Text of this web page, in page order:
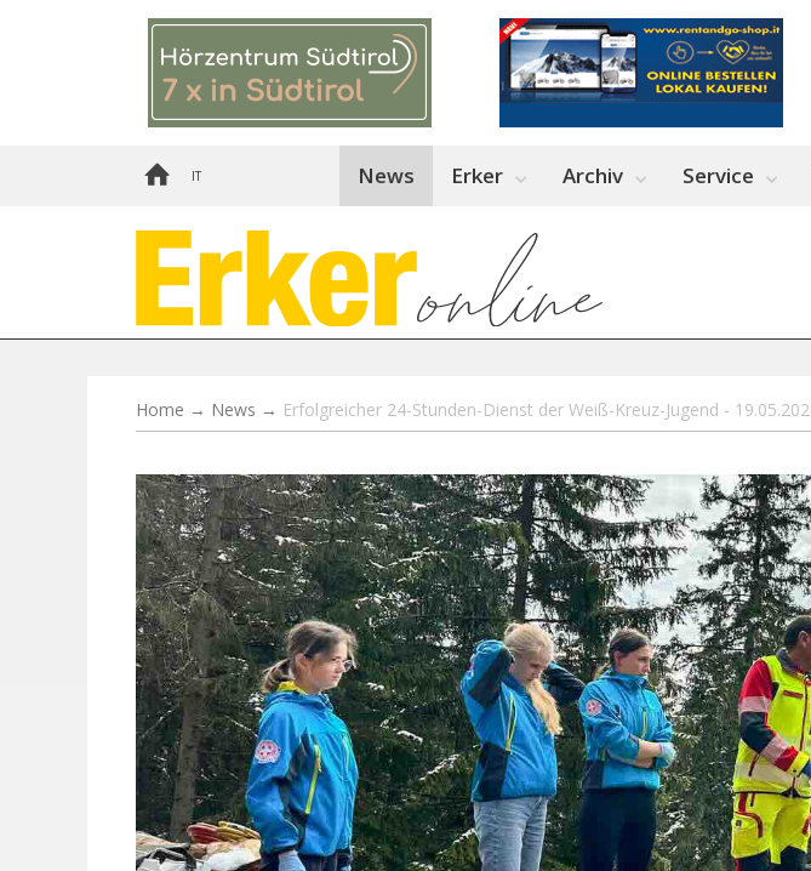
IT News Erker Archiv Service
Home → News → Erfolgreicher 24-Stunden-Dienst der Weiß-Kreuz-Jugend -